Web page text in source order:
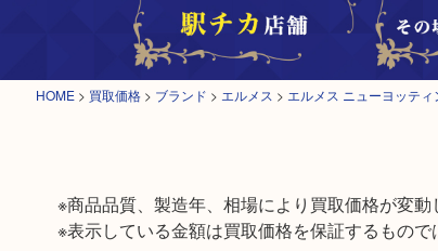
HOME > 買取価格 > ブランド > エルメス > エルメス ニューヨッテ
※商品品質、製造年、相場により買取価格が変動
※表示している金額は買取価格を保証するもので